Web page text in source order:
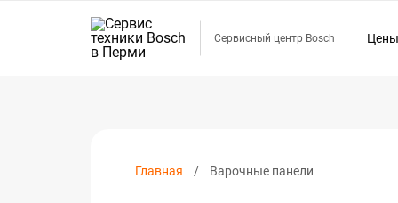
Сервисный центр Bosch Цены
Главная Варочные панели